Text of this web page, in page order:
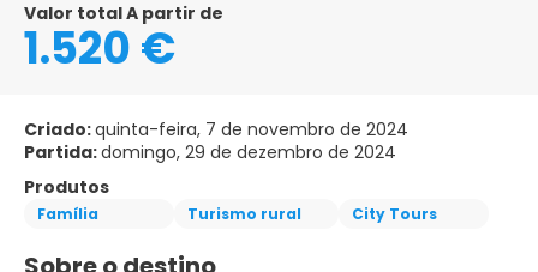
Valor total A partir de
1.520 €
Criado:quinta-feira, 7 de novembro de 2024
Partida:domingo, 29 de dezembro de 2024
Produtos
Família Turismo rural City Tours